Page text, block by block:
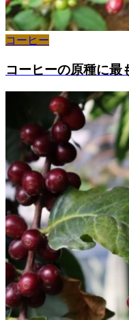
コーヒー
コーヒーの原種に最